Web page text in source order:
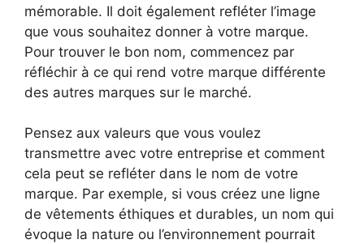
mémorable. Il doit également refléter l’image
que vous souhaitez donner à votre marque.
Pour trouver le bon nom, commencez par
réfléchir à ce qui rend votre marque différente
des autres marques sur le marché.
Pensez aux valeurs que vous voulez
transmettre avec votre entreprise et comment
cela peut se refléter dans le nom de votre
marque. Par exemple, si vous créez une ligne
de vêtements éthiques et durables, un nom qui
évoque la nature ou l’environnement pourrait